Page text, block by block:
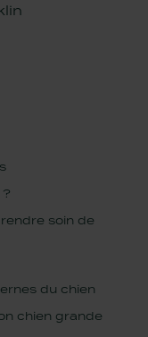
soin de
du chien
chien grande